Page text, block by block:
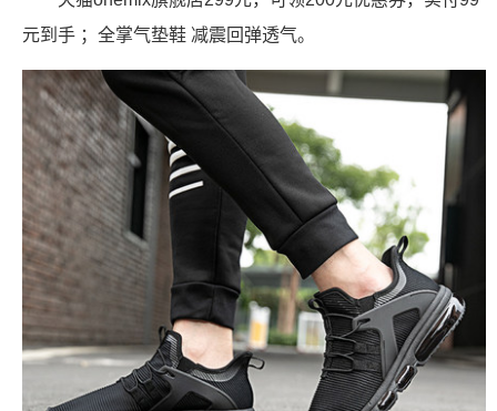
元到手 ；全掌气垫鞋 减震回弹透气。